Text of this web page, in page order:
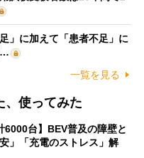
」に加えて「患者不足」に
…
一覧を見る
、使ってみた
6000台】BEV普及の障壁と
」「充電のストレス」解